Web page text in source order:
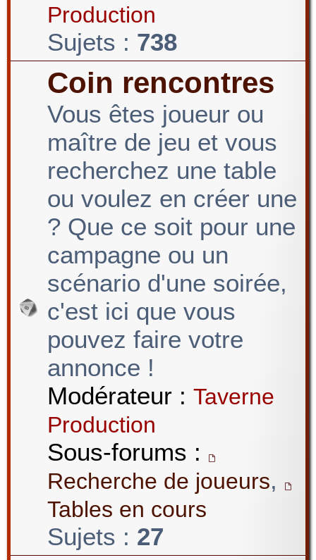
e
Production
Sujets : 738
Coin rencontres
Vous êtes joueur ou
maître de jeu et vous
recherchez une table
ou voulez en créer une
? Que ce soit pour une
campagne ou un
scénario d'une soirée,
c'est ici que vous
pouvez faire votre
annonce !
Modérateur : Taverne
Production
Sous-forums :
Recherche de joueurs,
Tables en cours
Sujets : 27